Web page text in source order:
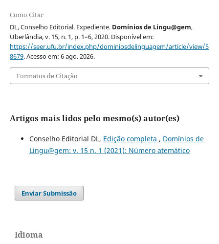
Como Citar
DL, Conselho Editorial. Expediente. Domínios de Lingu@gem,
Uberlândia, v. 15, n. 1, p. 1–6, 2020. Disponível em:
https://seer.ufu.br/index.php/dominiosdelinguagem/article/view/5
8679. Acesso em: 6 ago. 2026.
Formatos de Citação
Artigos mais lidos pelo mesmo(s) autor(es)
Conselho Editorial DL, Edição completa , Domínios de
Lingu@gem: v. 15 n. 1 (2021): Número atemático
Enviar Submissão
Idioma